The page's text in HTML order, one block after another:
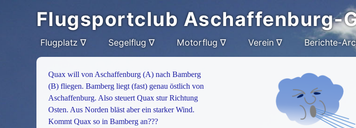
Flugsportclub Aschaffenburg-
Flugplatz ∇ Segelflug ∇ Motorflug ∇ Verein ∇ Berichte-
Quax will von Aschaffenburg (A) nach Bamberg
(B) fliegen. Bamberg liegt (fast) genau östlich von
Aschaffenburg. Also steuert Quax stur Richtung
Osten. Aus Norden bläst aber ein starker Wind.
Kommt Quax so in Bamberg an???